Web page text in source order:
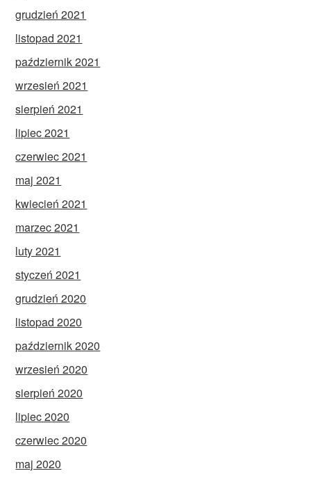
grudzień 2021
listopad 2021
październik 2021
wrzesień 2021
sierpień 2021
lipiec 2021
czerwiec 2021
maj 2021
kwiecień 2021
marzec 2021
luty 2021
styczeń 2021
grudzień 2020
listopad 2020
październik 2020
wrzesień 2020
sierpień 2020
lipiec 2020
czerwiec 2020
maj 2020